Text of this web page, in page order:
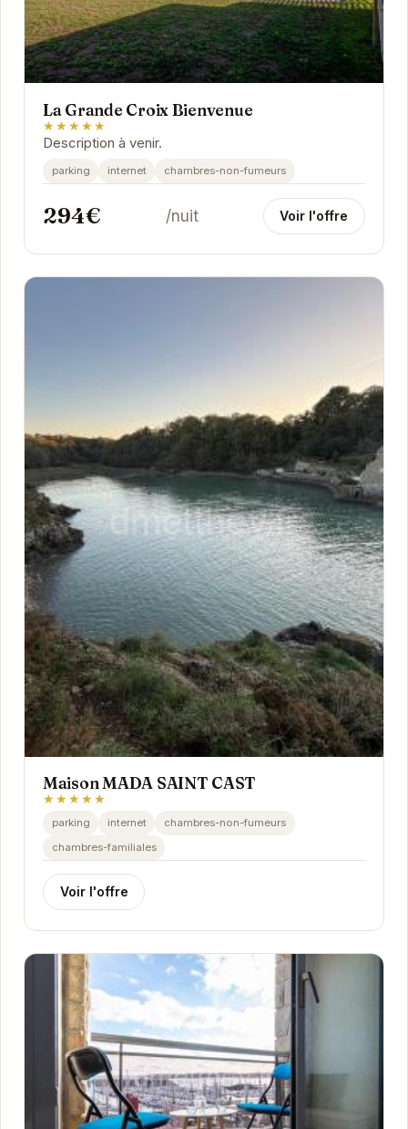
La Grande Croix Bienvenue
★★★★★
Description à venir.
parking internet chambres-non-fumeurs
294€ /nuit Voir l'offre
Maison MADA SAINT CAST
★★★★★
parking internet
chambres-non-fumeurs
chambres-familiales
Voir l'offre